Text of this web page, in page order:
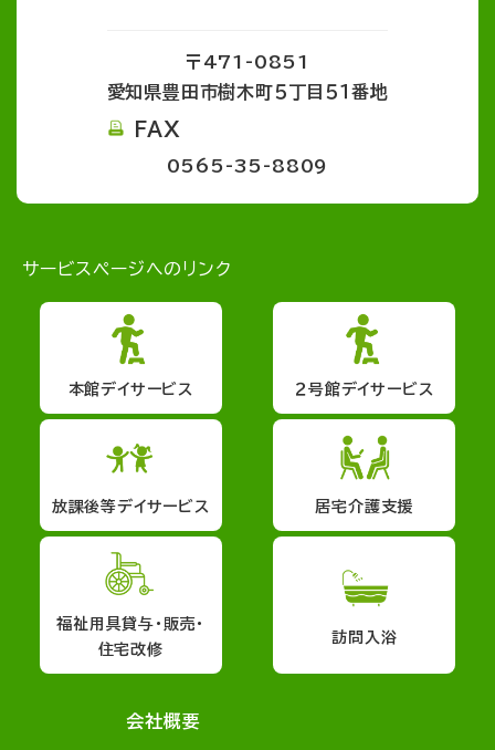
〒471-0851
愛知県豊田市樹木町５丁目５１番地
FAX
0565-35-8809
サービスページへのリンク
本館デイサービス ２号館デイサービス
放課後等デイサービス 居宅介護支援
福祉用具貸与・販売・
住宅改修
訪問入浴
会社概要